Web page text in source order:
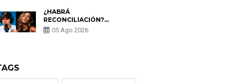
¿HABRÁ
RECONCILIACIÓN?
MARIO HART ADMITE
QUE PODRÍA VOLVER
05 Ago 2026